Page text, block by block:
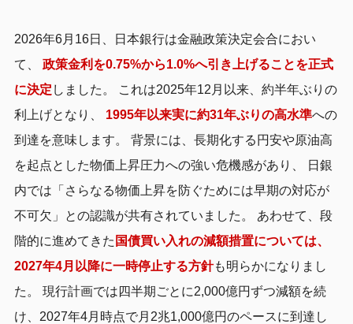
2026年6月16日、日本銀行は金融政策決定会合におい
て、 政策金利を0.75%から1.0%へ引き上げることを正式
に決定 しました。 これは2025年12月以来、約半年ぶりの
利上げとなり、 1995年以来実に約31年ぶりの高水準への
到達を意味します。 背景には、長期化する円安や原油高
を起点とした物価上昇圧力への強い危機感があり、 日銀
内では「さらなる物価上昇を防ぐためには早期の対応が
不可欠」との認識が共有されていました。 あわせて、段
階的に進めてきた 国債買い入れの減額措置については、
2027年4月以降に一時停止する方針も明らかになりまし
た。 現行計画では四半期ごとに2,000億円ずつ減額を続
け、2027年4月時点で月2兆1,000億円のペースに到達し